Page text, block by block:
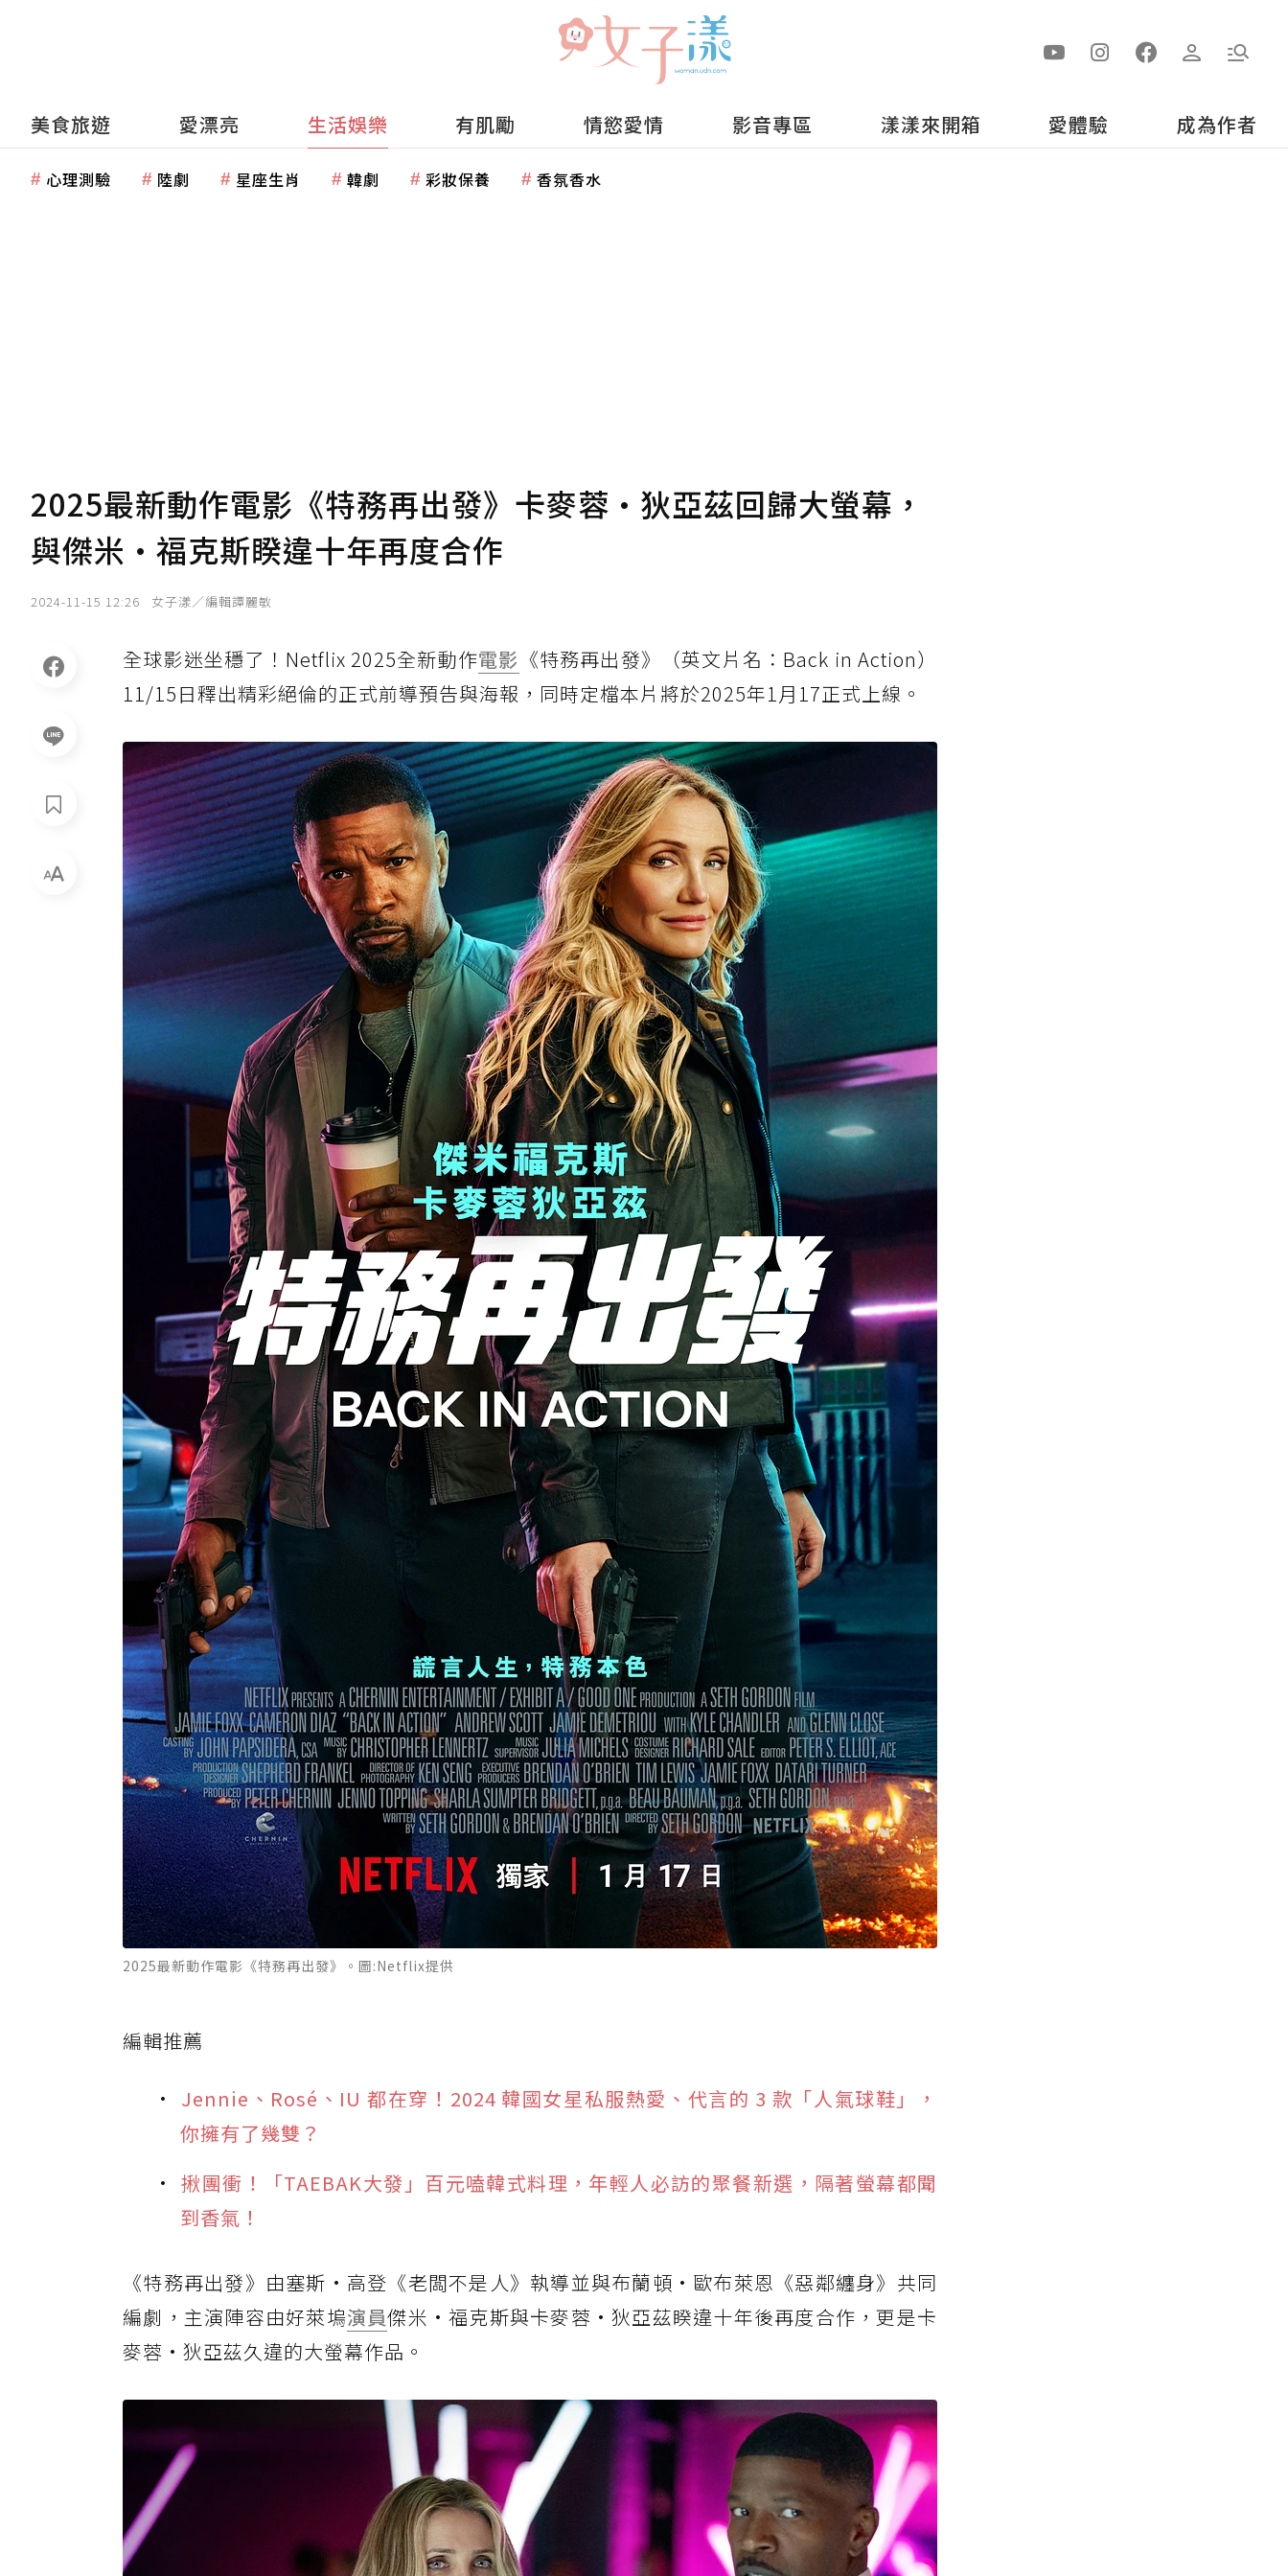
美食旅遊 愛漂亮 生活娛樂 有肌勵 情慾愛情 影音專區 漾漾來開箱 愛體驗 成為作者
心理測驗 陸劇 星座生肖 韓劇 彩妝保養 香氛香水
2025最新動作電影《特務再出發》卡麥蓉·狄亞茲回歸大螢幕，
與傑米·福克斯睽違十年再度合作
2024-11-15 12:26 女子漾／編輯譚麗敏
全球影迷坐穩了！Netflix 2025全新動作電影 《特務再出發》（英文片名：Back in Action）
11/15日釋出精彩絕倫的正式前導預告與海報，同時定檔本片將於2025年1月17正式上線。
2025最新動作電影《特務再出發》。圖:Netflix提供
編輯推薦
Jennie、Rosé、IU 都在穿！2024 韓國女星私服熱愛、代言的 3 款「人氣球鞋」，
你擁有了幾雙？
揪團衝！「TAEBAK大發」百元嗑韓式料理，年輕人必訪的聚餐新選，隔著螢幕都聞
到香氣！
《特務再出發》由塞斯·高登《老闆不是人》執導並與布蘭頓·歐布萊恩《惡鄰纏身》共同
編劇，主演陣容由好萊塢演員傑米·福克斯與卡麥蓉·狄亞茲睽違十年後再度合作，更是卡
麥蓉·狄亞茲久違的大螢幕作品。